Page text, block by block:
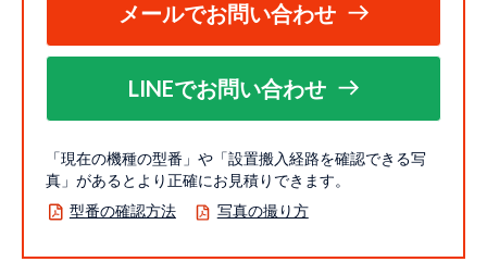
メールでお問い合わせ
LINEでお問い合わせ
「現在の機種の型番」や「設置搬入経路を確認できる写
真」があるとより正確にお見積りできます。
型番の確認方法
写真の撮り方